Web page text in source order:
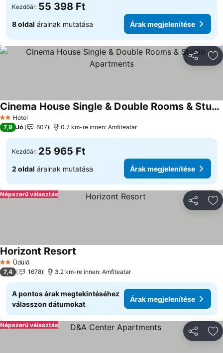
Kezdőár: 55 398 Ft
8 oldal árainak mutatása Árak megjelenítése
2 Kategória
Hotel
Cinema House Single & Double Rooms & Studio Apartments
7,9 Jó 607 0.7 km-re innen: Amfiteatar
Kezdőár: 25 965 Ft
2 oldal árainak mutatása Árak megjelenítése
Népszerű választás
2 Kategória
Üdülő
Horizont Resort
7,4 1678 3.2 km-re innen: Amfiteatar
A pontos árak megtekintéséhez
válasszon dátumokat
Árak megjelenítése
Népszerű választás